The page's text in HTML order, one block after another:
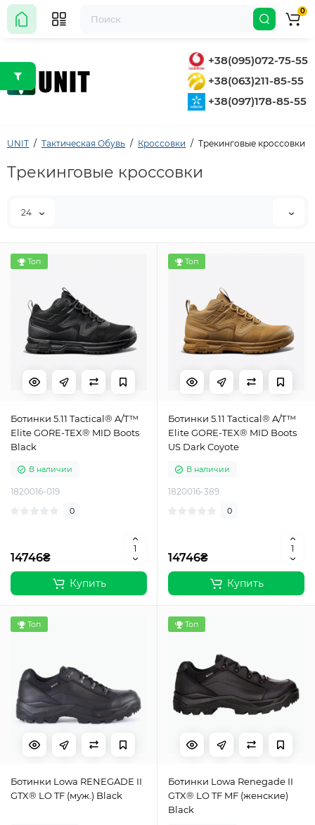
+38(095)072-75-55
+38(063)211-85-55
+38(097)178-85-55
0
UNIT Тактическая Обувь Кроссовки Трекинговые кроссовки
Трекинговые кроссовки
24
Топ
Ботинки 5.11 Tactical® A/T™
Elite GORE-TEX® MID Boots
Black
В наличии
1820016-019
0
14746₴
Купить
Топ
Ботинки 5.11 Tactical® A/T™
Elite GORE-TEX® MID Boots
US Dark Coyote
В наличии
1820016-389
0
14746₴
Купить
Топ
Ботинки Lowa RENEGADE II
GTX® LO TF (муж.) Black
Топ
Ботинки Lowa Renegade II
GTX® LO TF MF (женские)
Black